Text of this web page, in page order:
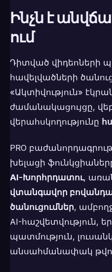
Ինչն է
ում
Դիտված վիդեոների
հավելվածների
«Ակտիվություն»
ժամանակացույցը,
վերահսկողությունը
PRO
խելացի
AI-Խորհրդատու,
վտանգավոր
ծանուցումներ,
AI-հաշվետվություն,
պատմություն,
անսահմանափակ